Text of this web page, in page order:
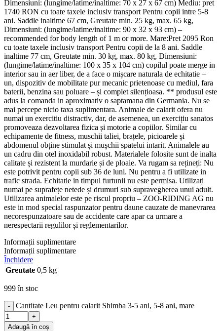
Dimensiuni: (lungime/latime/inaltime: 70 x 27 x 67 cm) Mediu: pret
1740 RON cu toate taxele inclusiv transport Pentru copii intre 5-8
ani. Saddle inaltime 67 cm, Greutate min. 25 kg, max. 65 kg,
Dimensiuni: (lungime/latime/inaltime: 90 x 32 x 93 cm) –
recommended for body length of 1 m or more. Mare:Pret 2095 Ron
cu toate taxele inclusiv transport Pentru copii de la 8 ani. Saddle
inaltime 77 cm, Greutate min. 30 kg, max. 80 kg, Dimensiuni:
(lungime/latime/inaltime: 100 x 35 x 104 cm) copilul poate merge in
interior sau in aer liber, de a face o mișcare naturala de echitatie –
un, dispozitiv de mobilitate pur mecanic prietenoase cu mediul, fara
baterii, benzina sau poluare – și complet silențioasa. ** produsul este
adus la comanda in aproximativ o saptamana din Germania. Nu se
mai percepe nicio taxa suplimentara. Animale de calarit ofera nu
numai un exercitiu distractiv, dar, de asemenea, un exercițiu sanatos
promoveaza dezvoltarea fizica și motorie a copiilor. Similar cu
echipamente de fitness, muschii taliei, brațele, picioarele și
abdomenul obține stimulat și mușchii spatelui intarit. Animalele au
un cadru din otel inoxidabil robust. Materialele folosite sunt de inalta
calitate și rezistent la murdarie și de ploaie. Va rugam sa rețineți: Nu
este potrivit pentru copii sub 36 de luni. Nu pentru a fi utilizate in
trafic strada. Echitatie in timpul furtunii nu este permisa. Utilizați
numai pe suprafețe netede și drumuri sub supravegherea unui adult.
Utilizarea animalelor este pe riscul propriu – ZOO-RIDING AG nu
este in mod special raspunzator pentru daune cauzate de manevrarea
necorespunzatoare sau de accidente care apar ca urmare a
nerespectarii regulilor și reglementarilor.
Informații suplimentare
Informații suplimentare
Închidere
Greutate 0,5 kg
999 în stoc
- Cantitate Leu pentru calarit Shimba 3-5 ani, 5-8 ani, mare
+
Adaugă în coș